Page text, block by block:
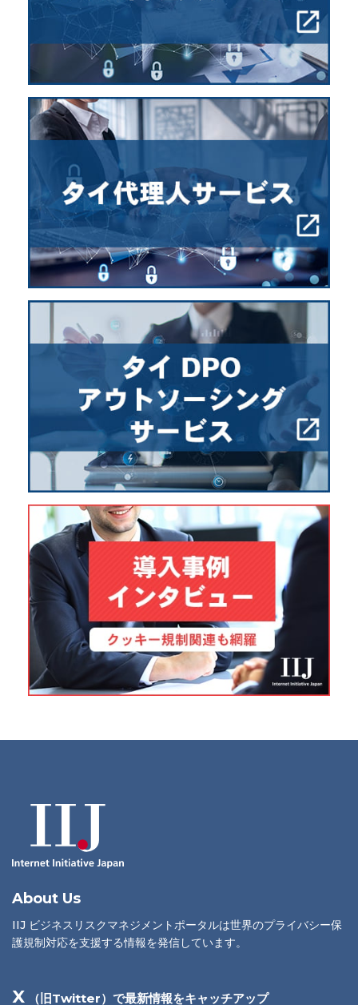
About Us
IIJ ビジネスリスクマネジメントポータルは世界のプライバシー保
護規制対応を支援する情報を発信しています。
X （旧Twitter）で最新情報をキャッチアップ